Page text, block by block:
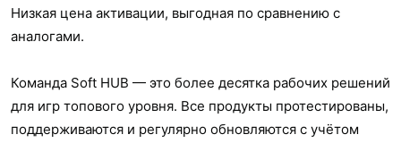
Низкая цена активации, выгодная по сравнению с
аналогами.
Команда Soft HUB — это более десятка рабочих решений
для игр топового уровня. Все продукты протестированы,
поддерживаются и регулярно обновляются с учётом